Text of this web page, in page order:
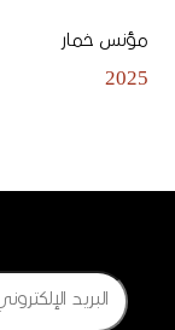
مؤنس خمار
2025
Email